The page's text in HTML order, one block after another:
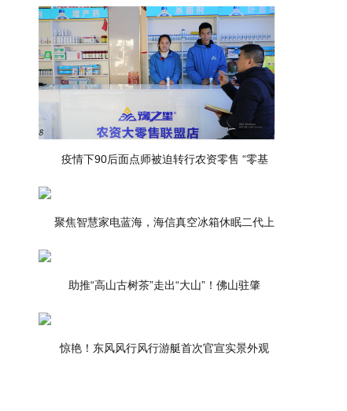
疫情下90后面点师被迫转行农资零售 “零基
聚焦智慧家电蓝海，海信真空冰箱休眠二代上
助推“高山古树茶”走出“大山”！佛山驻肇
惊艳！东风风行风行游艇首次官宣实景外观